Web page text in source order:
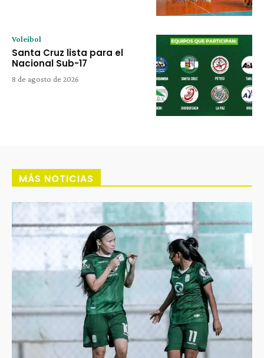
Voleibol
Santa Cruz lista para el
Nacional Sub-17
8 de agosto de 2026
MÁS NOTICIAS